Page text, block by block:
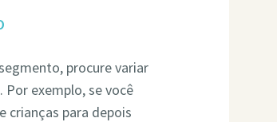
procure variar
exemplo, se você
para depois